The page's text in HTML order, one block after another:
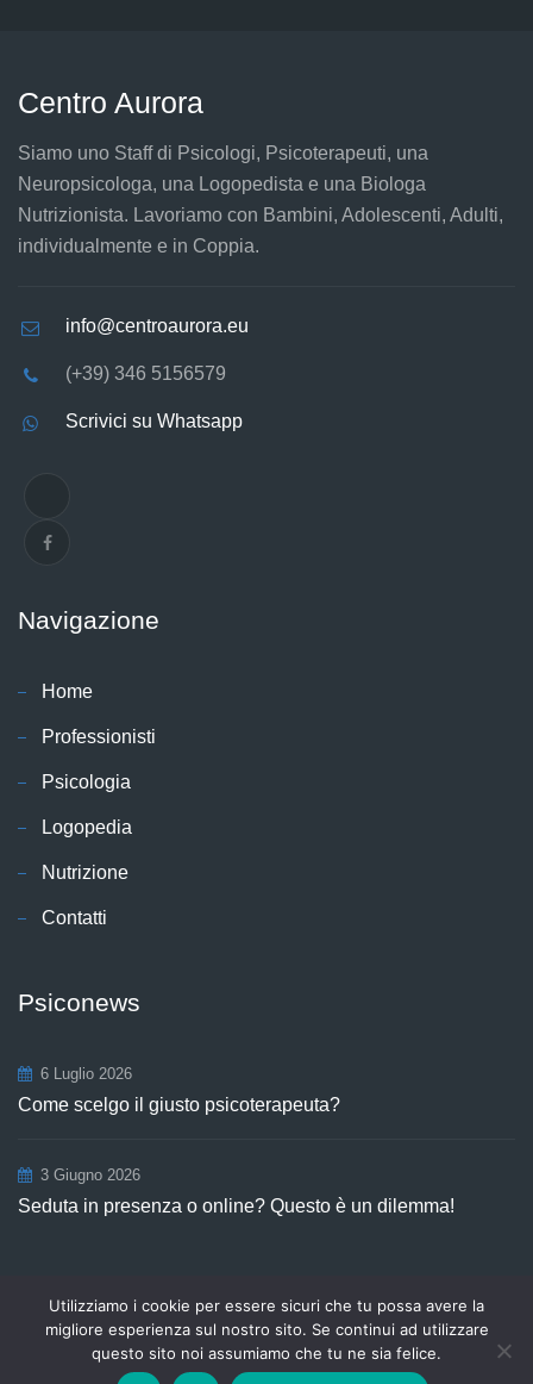
Centro Aurora
Siamo uno Staff di Psicologi, Psicoterapeuti, una
Neuropsicologa, una Logopedista e una Biologa
Nutrizionista. Lavoriamo con Bambini, Adolescenti, Adulti,
individualmente e in Coppia.
info@centroaurora.eu
(+39) 346 5156579
Scrivici su Whatsapp
Navigazione
Home
Professionisti
Psicologia
Logopedia
Nutrizione
Contatti
Psiconews
6 Luglio 2026
Come scelgo il giusto psicoterapeuta?
3 Giugno 2026
Seduta in presenza o online? Questo è un dilemma!
Copyright © 2026Centro AuroraP.Iva 03498921208. Tutti i diritti
riservati | webmastering bySGWEB.
Privacy e Cookie Policy Contatti
Utilizziamo i cookie per essere sicuri che tu possa avere la
migliore esperienza sul nostro sito. Se continui ad utilizzare
questo sito noi assumiamo che tu ne sia felice.